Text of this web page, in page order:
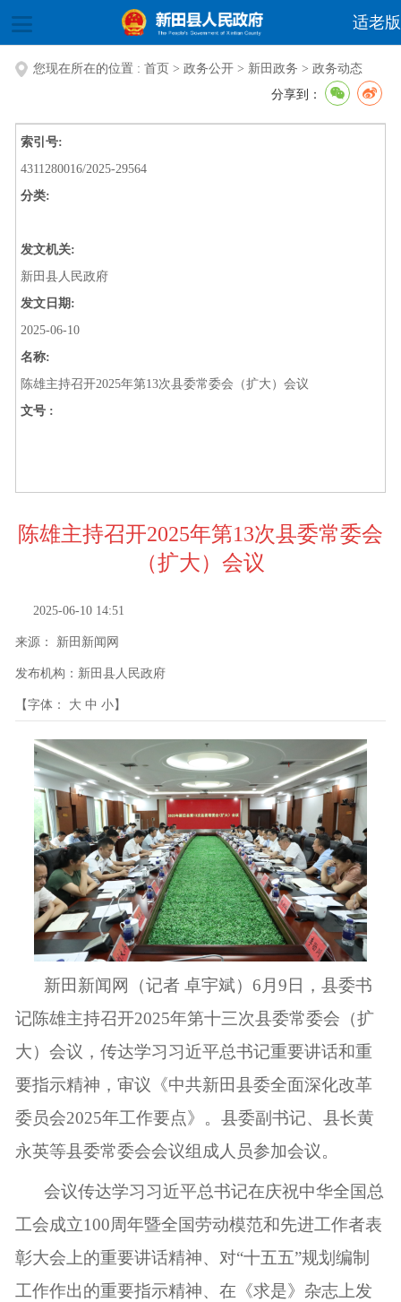
适老版
您现在所在的位置 : 首页 > 政务公开 > 新田政务 > 政务动态
分享到：
索引号:
4311280016/2025-29564
分类:
发文机关:
新田县人民政府
发文日期:
2025-06-10
名称:
陈雄主持召开2025年第13次县委常委会（扩大）会议
文号 :
陈雄主持召开2025年第13次县委常委会
（扩大）会议
2025-06-10 14:51
来源： 新田新闻网
发布机构： 新田县人民政府
【字体： 大 中 小】
新田新闻网（记者 卓宇斌） 6月9日，县委书
记陈雄主持召开2025年第十三次县委常委会（扩
大）会议，传达学习习近平总书记重要讲话和重
要指示精神，审议《中共新田县委全面深化改革
委员会2025年工作要点》。县委副书记、县长黄
永英等县委常委会会议组成人员参加会议。
会议传达学习习近平总书记在庆祝中华全国总
工会成立100周年暨全国劳动模范和先进工作者表
彰大会上的重要讲话精神、对“十五五”规划编制
工作作出的重要指示精神、在《求是》杂志上发